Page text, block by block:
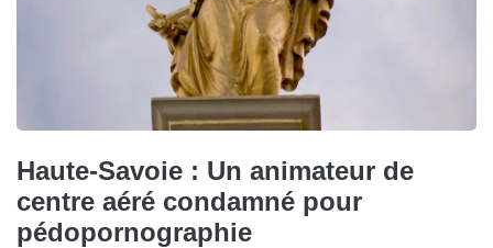
Haute-Savoie : Un animateur de
centre aéré condamné pour
pédopornographie